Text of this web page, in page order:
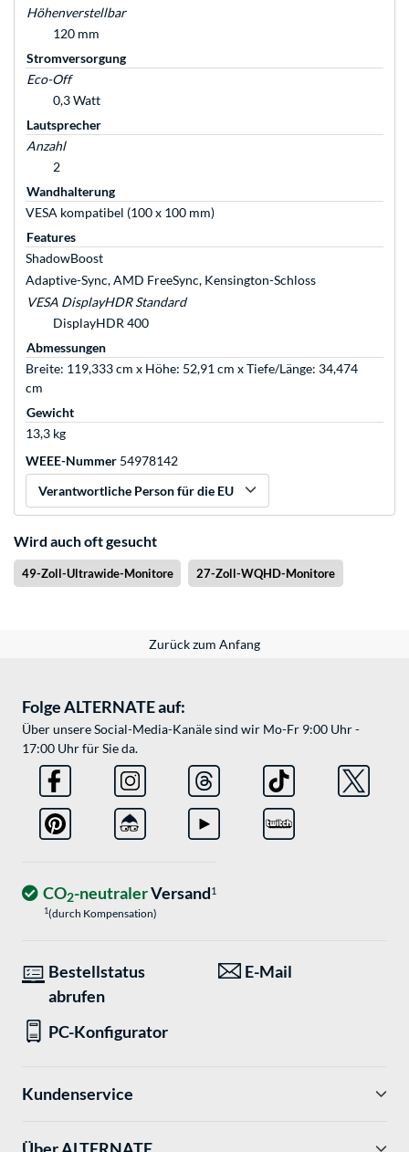
Höhenverstellbar
120 mm
Stromversorgung
Eco-Off
0,3 Watt
Lautsprecher
Anzahl
2
Wandhalterung
VESA kompatibel (100 x 100 mm)
Features
ShadowBoost
Adaptive-Sync, AMD FreeSync, Kensington-Schloss
VESA DisplayHDR Standard
DisplayHDR 400
Abmessungen
Breite: 119,333 cm x Höhe: 52,91 cm x Tiefe/Länge: 34,474
cm
Gewicht
13,3 kg
WEEE-Nummer 54978142
Verantwortliche Person für die EU
Wird auch oft gesucht
49-Zoll-Ultrawide-Monitore 27-Zoll-WQHD-Monitore
Zurück zum Anfang
Folge ALTERNATE auf:
Über unsere Social-Media-Kanäle sind wir Mo-Fr 9:00 Uhr -
17:00 Uhr für Sie da.
CO2-neutralerVersand1
1(durch Kompensation)
Bestellstatus
abrufen
E-Mail
PC-Konfigurator
Kundenservice